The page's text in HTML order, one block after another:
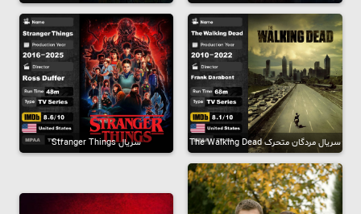
سریال مردگان متحرک The Walking Dead سریال Stranger Things